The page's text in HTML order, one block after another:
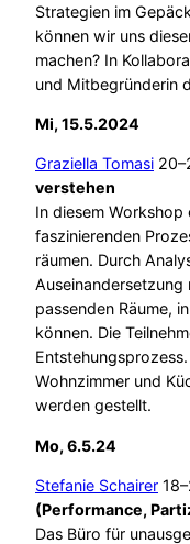
Strategien im
können wir uns
machen? In
und Mitbegründerin
Mi, 15.5.2024
Graziella Tomasi
verstehen
In diesem Workshop
faszinierenden
räumen. Durch
Auseinandersetzung
passenden Räume,
können. Die
Wohnzimmer und
werden gestellt.
Mo, 6.5.24
Stefanie Schairer
(Performance,
Das Büro für